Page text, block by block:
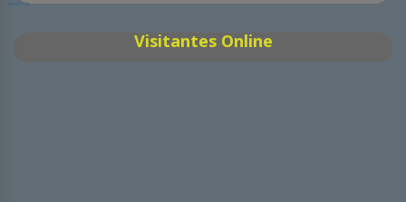
Visitantes Online